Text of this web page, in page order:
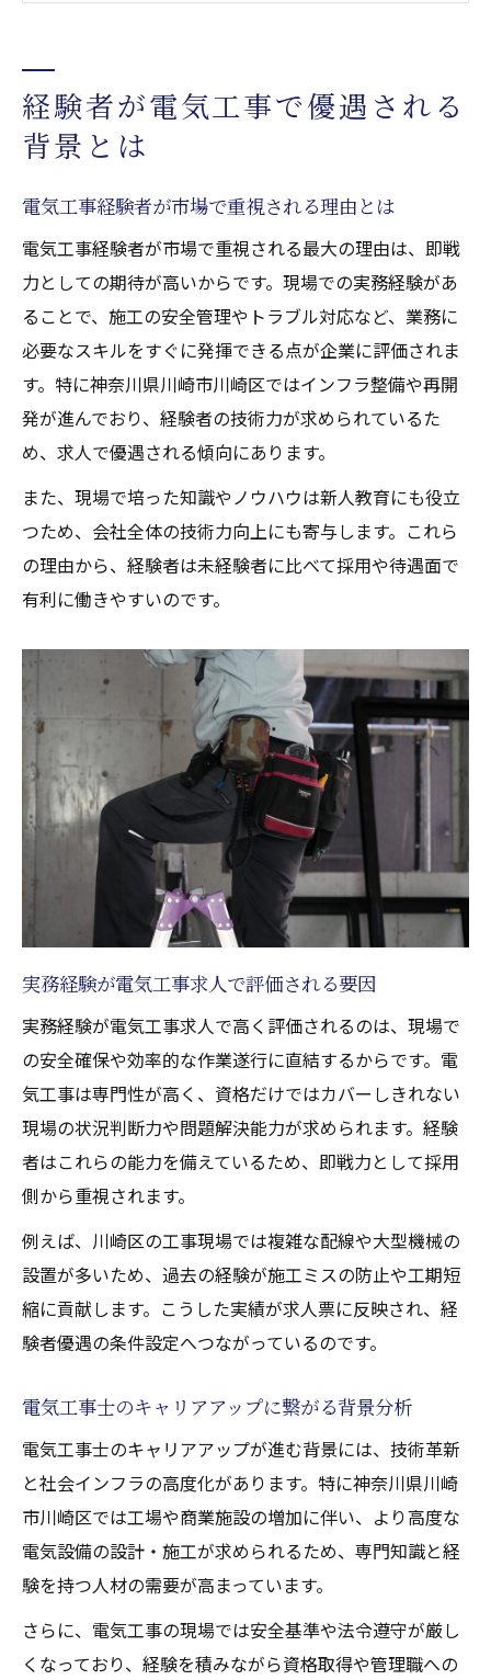
解説
電気工事経験が高待遇に直結する理由と現
川崎区における電気工事求人の最新動向
川崎区の電気工事求人増加の背景を探る
電気工事の新たな求人トレンドと選び方
川崎区で電気工事求人が注目される理由
地元川崎区で需要高まる電気工事の現場事
情
電気工事求人市場の変化と今後の展望
電気工事転職で安定収入を得るための秘訣
経験者が電気工事で収入アップを実現する
方法
キャリアを活かした電気工事転職戦略の考
え方
電気工事士が安定を手にするための転職ポ
イント
即戦力となる電気工事経験活用のポイント
電気工事経験を最大限活かす現場での工夫
転職で評価される電気工事の実務力とは
電気工事経験者が即戦力になる理由と活用
電気工事士が現場で信頼されるポイントを
解説
経験者が電気工事求人で選ばれるスキルと
は
電気工事業界の人手不足が生む好条件求人
業界の人手不足が電気工事求人に与える影
響
電気工事士の人手不足で好条件が増加する
理由
人手不足が経験者優遇につながる背景を解
説
電気工事業界の求人好条件が生まれる要因
人手不足時代に求められる電気工事経験者
長く働くために電気工事求人で重視すべき点
電気工事で長く働ける職場選びのポイント
経験者が重視すべき電気工事求人の条件
電気工事士が安心して働ける環境の見極め
方
経験者が電気工事で優遇される
背景とは
電気工事経験者が市場で重視される理由とは
電気工事経験者が市場で重視される最大の理由は、即戦
力としての期待が高いからです。現場での実務経験があ
ることで、施工の安全管理やトラブル対応など、業務に
必要なスキルをすぐに発揮できる点が企業に評価されま
す。特に神奈川県川崎市川崎区ではインフラ整備や再開
発が進んでおり、経験者の技術力が求められているた
め、求人で優遇される傾向にあります。
また、現場で培った知識やノウハウは新人教育にも役立
つため、会社全体の技術力向上にも寄与します。これら
の理由から、経験者は未経験者に比べて採用や待遇面で
有利に働きやすいのです。
実務経験が電気工事求人で評価される要因
実務経験が電気工事求人で高く評価されるのは、現場で
の安全確保や効率的な作業遂行に直結するからです。電
気工事は専門性が高く、資格だけではカバーしきれない
現場の状況判断力や問題解決能力が求められます。経験
者はこれらの能力を備えているため、即戦力として採用
側から重視されます。
例えば、川崎区の工事現場では複雑な配線や大型機械の
設置が多いため、過去の経験が施工ミスの防止や工期短
縮に貢献します。こうした実績が求人票に反映され、経
験者優遇の条件設定へつながっているのです。
電気工事士のキャリアアップに繋がる背景分析
電気工事士のキャリアアップが進む背景には、技術革新
と社会インフラの高度化があります。特に神奈川県川崎
市川崎区では工場や商業施設の増加に伴い、より高度な
電気設備の設計・施工が求められるため、専門知識と経
験を持つ人材の需要が高まっています。
さらに、電気工事の現場では安全基準や法令遵守が厳し
くなっており、経験を積みながら資格取得や管理職への